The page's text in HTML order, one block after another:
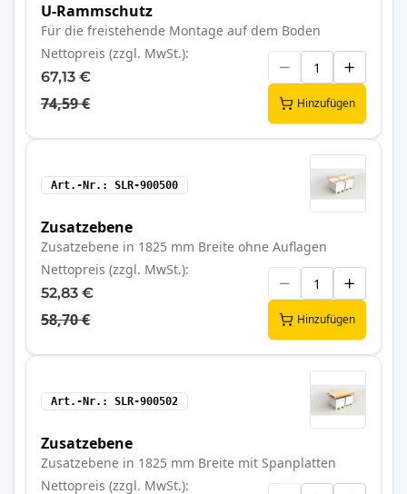
U-Rammschutz
Für die freistehende Montage auf dem Boden
Nettopreis (zzgl. MwSt.)
67,13 €
74,59 € Hinzufügen
Art.-Nr. SLR-900500
Zusatzebene
Zusatzebene in 1825 mm Breite ohne Auflagen
Nettopreis (zzgl. MwSt.)
52,83 €
58,70 € Hinzufügen
Art.-Nr. SLR-900502
Zusatzebene
Zusatzebene in 1825 mm Breite mit Spanplatten
Nettopreis (zzgl. MwSt.)